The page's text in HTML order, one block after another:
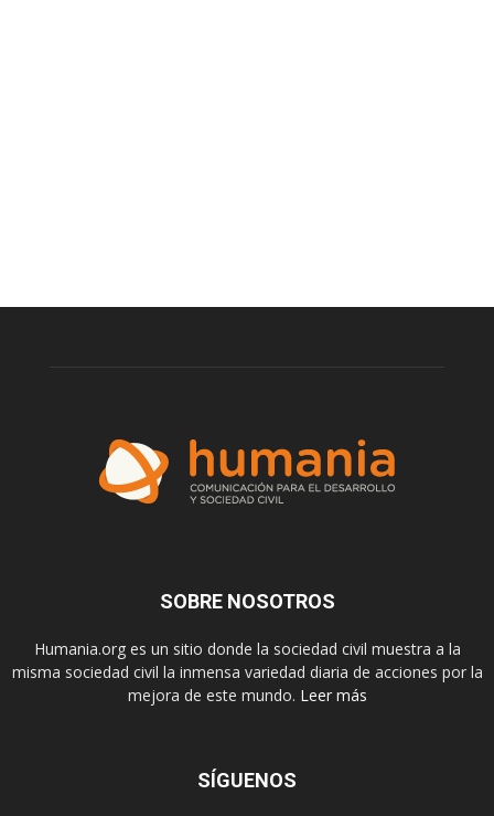
SOBRE NOSOTROS
Humania.org es un sitio donde la sociedad civil muestra a la
misma sociedad civil la inmensa variedad diaria de acciones por la
mejora de este mundo. Leer más
SÍGUENOS